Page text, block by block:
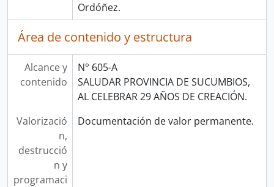
Ordóñez.
Área de contenido y estructura
Alcance y
contenido
N° 605-A
SALUDAR PROVINCIA DE SUCUMBIOS,
AL CELEBRAR 29 AÑOS DE CREACIÓN.
Valorizació
n,
destrucció
n y
programaci
Documentación de valor permanente.